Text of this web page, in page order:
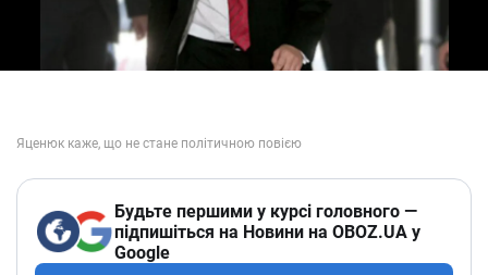
Будьте першими у курсі головного —
підпишіться на Новини на OBOZ.UA у
Google